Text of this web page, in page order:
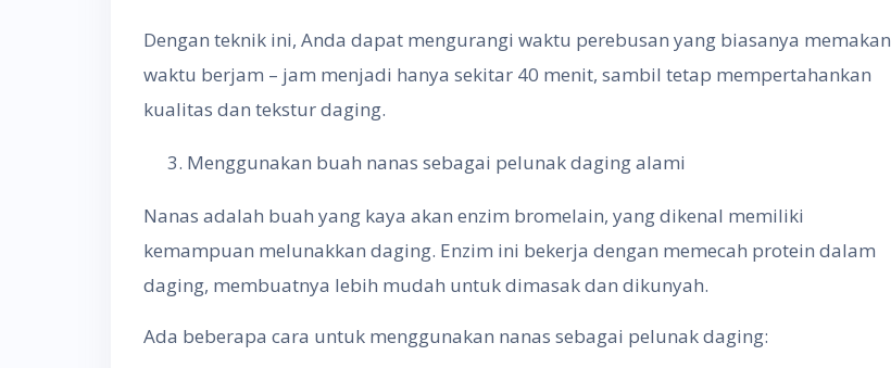
Dengan teknik ini, Anda dapat mengurangi waktu perebusan yang biasanya memakan
waktu berjam – jam menjadi hanya sekitar 40 menit, sambil tetap mempertahankan
kualitas dan tekstur daging.
Menggunakan buah nanas sebagai pelunak daging alami
Nanas adalah buah yang kaya akan enzim bromelain, yang dikenal memiliki
kemampuan melunakkan daging. Enzim ini bekerja dengan memecah protein dalam
daging, membuatnya lebih mudah untuk dimasak dan dikunyah.
Ada beberapa cara untuk menggunakan nanas sebagai pelunak daging: